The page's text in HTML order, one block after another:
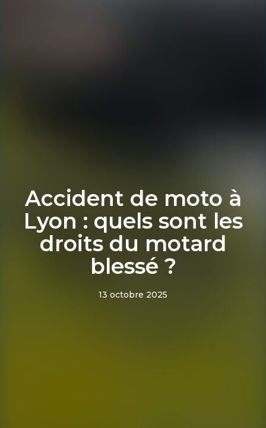
Accident de moto à
Lyon : quels sont les
droits du motard
blessé ?
13 octobre 2025